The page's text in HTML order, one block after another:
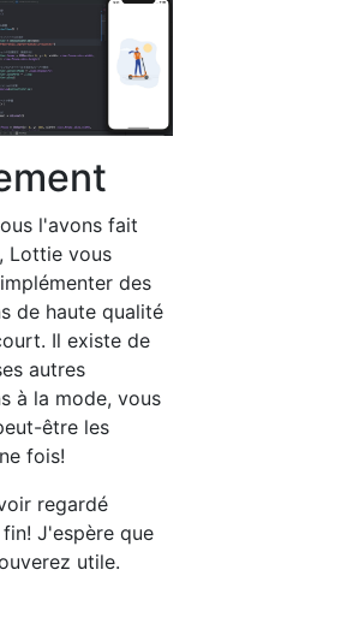
l'avons fait
Lottie vous
des
de haute qualité
Il existe de
autres
à la mode, vous
être les
fois!
regardé
J'espère que
utile.